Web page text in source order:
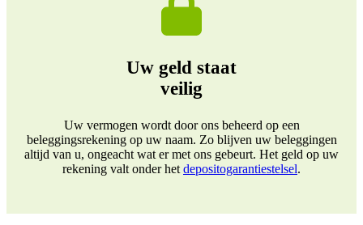
Uw geld staat
veilig
Uw vermogen wordt door ons beheerd op een
beleggingsrekening op uw naam. Zo blijven uw beleggingen
altijd van u, ongeacht wat er met ons gebeurt. Het geld op uw
rekening valt onder hetdepositogarantiestelsel.